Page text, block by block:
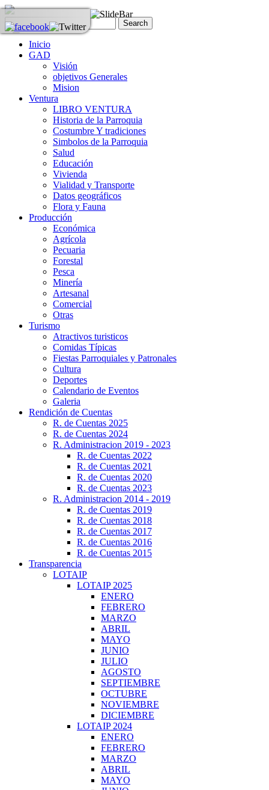
Inicio
GAD
Visión
objetivos Generales
Mision
Ventura
LIBRO VENTURA
Historia de la Parroquia
Costumbre Y tradiciones
Simbolos de la Parroquia
Salud
Educación
Vivienda
Vialidad y Transporte
Datos geográficos
Flora y Fauna
Producción
Económica
Agrícola
Pecuaria
Forestal
Pesca
Minería
Artesanal
Comercial
Otras
Turismo
Atractivos turisticos
Comidas Típicas
Fiestas Parroquiales y Patronales
Cultura
Deportes
Calendario de Eventos
Galeria
Rendición de Cuentas
R. de Cuentas 2025
R. de Cuentas 2024
R. Administracion 2019 - 2023
R. de Cuentas 2022
R. de Cuentas 2021
R. de Cuentas 2020
R. de Cuentas 2023
R. Administracion 2014 - 2019
R. de Cuentas 2019
R. de Cuentas 2018
R. de Cuentas 2017
R. de Cuentas 2016
R. de Cuentas 2015
Transparencia
LOTAIP
LOTAIP 2025
ENERO
FEBRERO
MARZO
ABRIL
MAYO
JUNIO
JULIO
AGOSTO
SEPTIEMBRE
OCTUBRE
NOVIEMBRE
DICIEMBRE
LOTAIP 2024
ENERO
FEBRERO
MARZO
ABRIL
MAYO